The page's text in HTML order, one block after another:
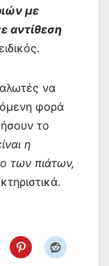
με
αντίθεση
να
φορά
το
η
των πιάτων,